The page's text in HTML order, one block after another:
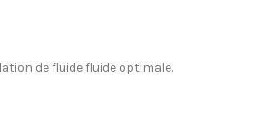
de fluide fluide optimale.